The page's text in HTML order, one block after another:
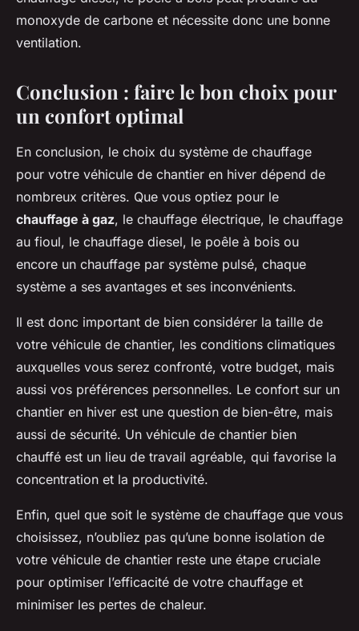
monoxyde de carbone et nécessite donc une bonne
ventilation.
Conclusion : faire le bon choix pour
un confort optimal
En conclusion, le choix du système de chauffage
pour votre véhicule de chantier en hiver dépend de
nombreux critères. Que vous optiez pour le
chauffage à gaz, le chauffage électrique, le chauffage
au fioul, le chauffage diesel, le poêle à bois ou
encore un chauffage par système pulsé, chaque
système a ses avantages et ses inconvénients.
Il est donc important de bien considérer la taille de
votre véhicule de chantier, les conditions climatiques
auxquelles vous serez confronté, votre budget, mais
aussi vos préférences personnelles. Le confort sur un
chantier en hiver est une question de bien-être, mais
aussi de sécurité. Un véhicule de chantier bien
chauffé est un lieu de travail agréable, qui favorise la
concentration et la productivité.
Enfin, quel que soit le système de chauffage que vous
choisissez, n’oubliez pas qu’une bonne isolation de
votre véhicule de chantier reste une étape cruciale
pour optimiser l’efficacité de votre chauffage et
minimiser les pertes de chaleur.